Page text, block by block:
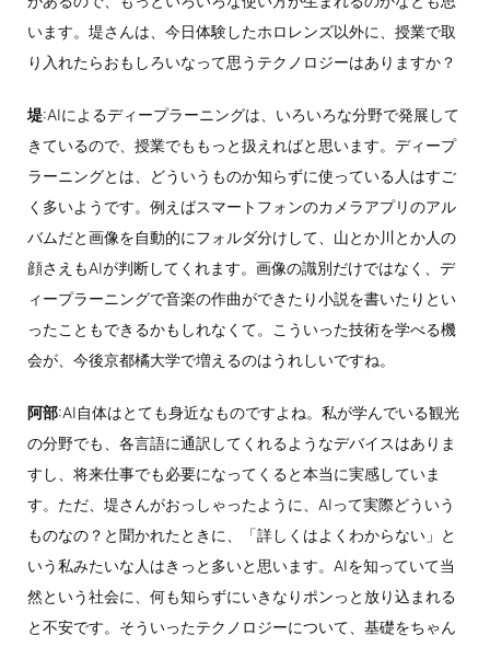
います。堤さんは、今日体験したホロレンズ以外に、授業で取
り入れたらおもしろいなって思うテクノロジーはありますか？
堤:AIによるディープラーニングは、いろいろな分野で発展して
きているので、授業でももっと扱えればと思います。ディープ
ラーニングとは、どういうものか知らずに使っている人はすご
く多いようです。例えばスマートフォンのカメラアプリのアル
バムだと画像を自動的にフォルダ分けして、山とか川とか人の
顔さえもAIが判断してくれます。画像の識別だけではなく、デ
ィープラーニングで音楽の作曲ができたり小説を書いたりとい
ったこともできるかもしれなくて。こういった技術を学べる機
会が、今後京都橘大学で増えるのはうれしいですね。
阿部:AI自体はとても身近なものですよね。私が学んでいる観光
の分野でも、各言語に通訳してくれるようなデバイスはありま
すし、将来仕事でも必要になってくると本当に実感していま
す。ただ、堤さんがおっしゃったように、AIって実際どういう
ものなの？と聞かれたときに、「詳しくはよくわからない」と
いう私みたいな人はきっと多いと思います。AIを知っていて当
然という社会に、何も知らずにいきなりポンっと放り込まれる
と不安です。そういったテクノロジーについて、基礎をちゃん